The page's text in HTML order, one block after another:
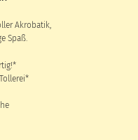
Akrobatik,
Spaß.